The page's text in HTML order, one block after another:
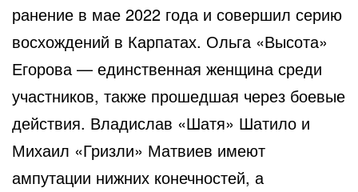
ранение в мае 2022 года и совершил серию
восхождений в Карпатах. Ольга «Высота»
Егорова — единственная женщина среди
участников, также прошедшая через боевые
действия. Владислав «Шатя» Шатило и
Михаил «Гризли» Матвиев имеют
ампутации нижних конечностей, а